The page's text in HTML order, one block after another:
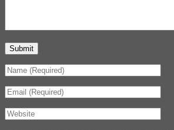
Submit